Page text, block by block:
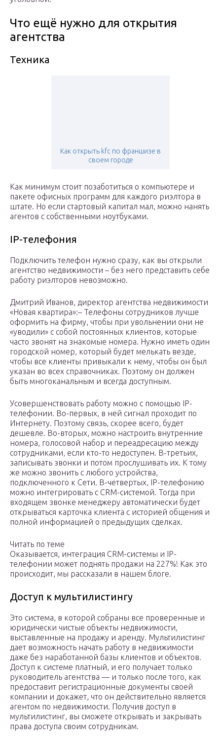
Что ещё нужно для открытия
агентства
Техника
Как открыть kfc по франшизе в
своем городе
Как минимум стоит позаботиться о компьютере и
пакете офисных программ для каждого риэлтора в
штате. Но если стартовый капитал мал, можно нанять
агентов с собственными ноутбуками.
IP-телефония
Подключить телефон нужно сразу, как вы открыли
агентство недвижимости – без него представить себе
работу риэлторов невозможно.
Дмитрий Иванов, директор агентства недвижимости
«Новая квартира»:– Телефоны сотрудников лучше
оформить на фирму, чтобы при увольнении они не
«уводили» с собой постоянных клиентов, которые
часто звонят на знакомые номера. Нужно иметь один
городской номер, который будет мелькать везде,
чтобы все клиенты привыкали к нему, чтобы он был
указан во всех справочниках. Поэтому он должен
быть многоканальным и всегда доступным.
Усовершенствовать работу можно с помощью IP-
телефонии. Во-первых, в ней сигнал проходит по
Интернету. Поэтому связь, скорее всего, будет
дешевле. Во-вторых, можно настроить внутренние
номера, голосовой набор и переадресацию между
сотрудниками, если кто-то недоступен. В-третьих,
записывать звонки и потом прослушивать их. К тому
же можно звонить с любого устройства,
подключенного к Сети. В-четвертых, IP-телефонию
можно интегрировать с CRM-системой. Тогда при
входящем звонке менеджеру автоматически будет
открываться карточка клиента с историей общения и
полной информацией о предыдущих сделках.
Читать по теме
Оказывается, интеграция CRM-системы и IP-
телефонии может поднять продажи на 227%! Как это
происходит, мы рассказали в нашем блоге.
Доступ к мультилистингу
Это система, в которой собраны все проверенные и
юридически чистые объекты недвижимости,
выставленные на продажу и аренду. Мультилистинг
дает возможность начать работу в недвижимости
даже без наработанной базы клиентов и объектов.
Доступ к системе платный, и его получает только
руководитель агентства — и только после того, как
предоставит регистрационные документы своей
компании и докажет, что он действительно является
агентом по недвижимости. Получив доступ в
мультилистинг, вы сможете открывать и закрывать
права доступа своим сотрудникам.